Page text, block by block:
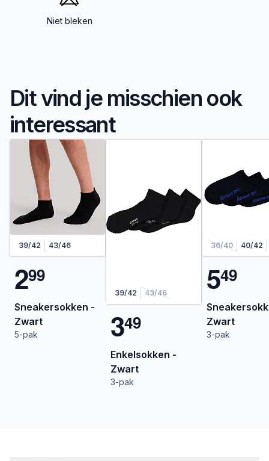
Niet bleken
Dit vind je misschien ook
interessant
39/42 43/46
299
Sneakersokken -
Zwart
5-pak
39/42 43/46
349
Enkelsokken -
Zwart
3-pak
36/40 40/42
549
Zwart
3-pak